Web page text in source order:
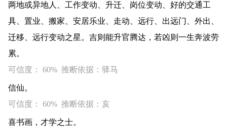
两地或异地人、工作变动、升迁、岗位变动、好的交通工
具、置业、搬家、安居乐业、走动、远行、出远门、外出、
迁移、远行变动之星。吉则能升官腾达，若凶则一生奔波劳
累。
可信度： 60% 推断依据：驿马
信仙。
可信度： 60% 推断依据：亥
喜书画，才学之士。